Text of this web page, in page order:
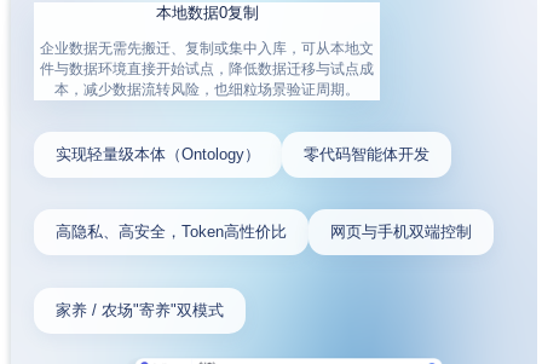
本地数据0复制
企业数据无需先搬迁、复制或集中入库，可从本地文
件与数据环境直接开始试点，降低数据迁移与试点成
本，减少数据流转风险，也细粒场景验证周期。
实现轻量级本体（Ontology） 零代码智能体开发
高隐私、高安全，Token高性价比 网页与手机双端控制
家养 / 农场"寄养"双模式